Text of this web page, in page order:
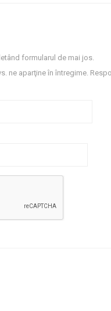
formularul de mai jos.
ne aparţine în întregime.